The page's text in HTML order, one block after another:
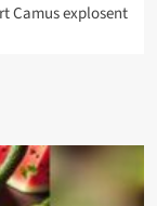
Camus explosent